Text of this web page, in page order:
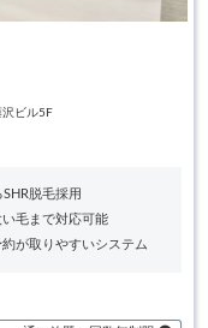
ビル5F
脱毛採用
毛まで対応可能
が取りやすいシステム